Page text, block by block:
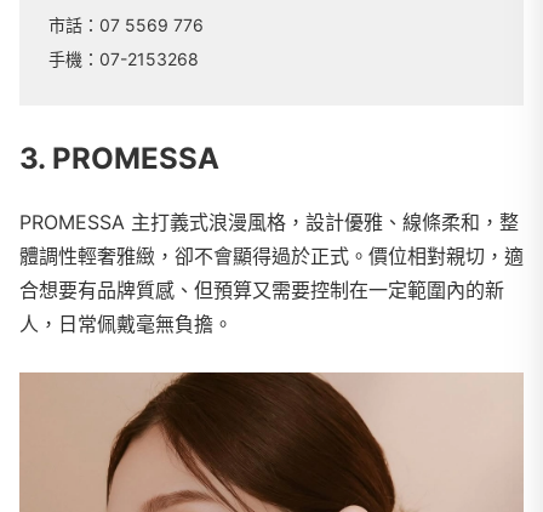
市話： 07 5569 776
手機： 07-2153268
3. PROMESSA
PROMESSA 主打義式浪漫風格，設計優雅、線條柔和，整
體調性輕奢雅緻，卻不會顯得過於正式。價位相對親切，適
合想要有品牌質感、但預算又需要控制在一定範圍內的新
人，日常佩戴毫無負擔。